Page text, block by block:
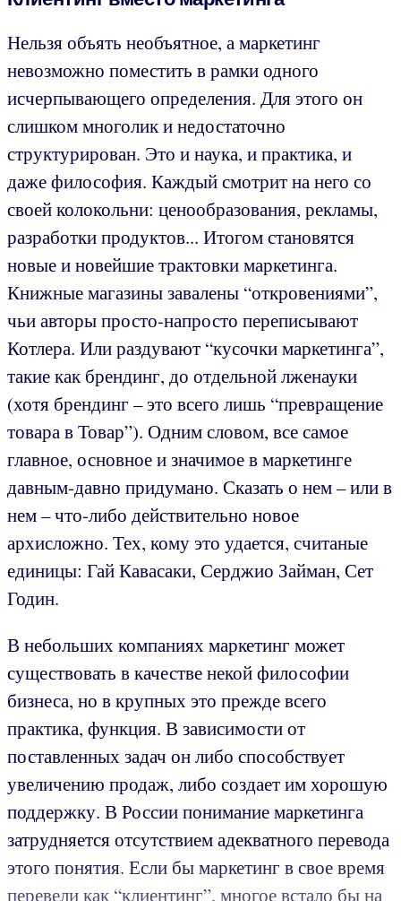
Нельзя объять необъятное, а маркетинг
невозможно поместить в рамки одного
исчерпывающего определения. Для этого он
слишком многолик и недостаточно
структурирован. Это и наука, и практика, и
даже философия. Каждый смотрит на него со
своей колокольни: ценообразования, рекламы,
разработки продуктов... Итогом становятся
новые и новейшие трактовки маркетинга.
Книжные магазины завалены “откровениями”,
чьи авторы просто-напросто переписывают
Котлера. Или раздувают “кусочки маркетинга”,
такие как брендинг, до отдельной лженауки
(хотя брендинг – это всего лишь “превращение
товара в Товар”). Одним словом, все самое
главное, основное и значимое в маркетинге
давным-давно придумано. Сказать о нем – или в
нем – что-либо действительно новое
архисложно. Тех, кому это удается, считаные
единицы: Гай Кавасаки, Серджио Займан, Сет
Годин.
В небольших компаниях маркетинг может
существовать в качестве некой философии
бизнеса, но в крупных это прежде всего
практика, функция. В зависимости от
поставленных задач он либо способствует
увеличению продаж, либо создает им хорошую
поддержку. В России понимание маркетинга
затрудняется отсутствием адекватного перевода
этого понятия. Если бы маркетинг в свое время
перевели как “клиентинг”, многое встало бы на